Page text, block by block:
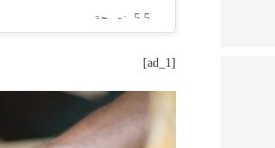
نصيحة
فرشاة التحميل
[ad_1]